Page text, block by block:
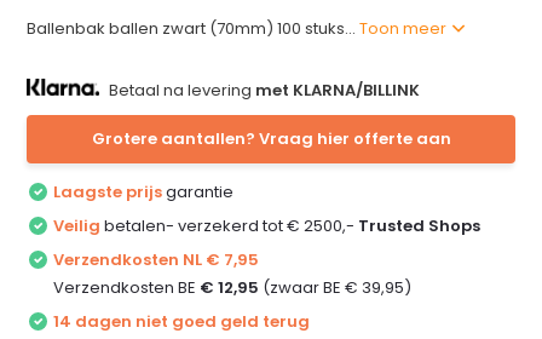
Ballenbak ballen zwart (70mm) 100 stuks...Toon meer
Betaal na levering met KLARNA/BILLINK
Grotere aantallen? Vraag hier offerte aan
Laagste prijsgarantie
Veilig betalen- verzekerd tot € 2500,- Trusted Shops
Verzendkosten NL € 7,95
Verzendkosten BE € 12,95 (zwaar BE € 39,95)
14 dagen niet goed geld terug